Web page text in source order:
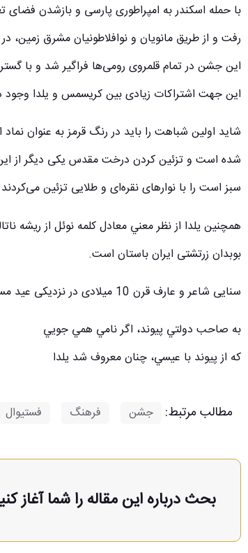
با حمله اسکندر به امپراطوری پارسی و بازشدن فضای
رفت و از طريق مانويان و نوافلاطونيان مشرق زمين،
این جشن در تمام قلمروی رومی‌ها فراگیر شد و با
این جهت اشتراکات زیادی بین کریسمس و یلدا وجود
شاید اولین شباهت را باید در رنگ قرمز به عنوان
شده است و تزئین کردن درخت مقدس یکی دیگر از
سبز است را با نوارهای نقره‌ای و طلایی تزئین
همچنین يلدا از نظر معني معادل كلمه نوئل از ريشه
بوبدان زرتشتی ایران باستان است.
سنایی شاعر و عارف قرن 10 میلادی در نزدیکی عید مسیحیان با یلدا چنین می‌گوید که:
به صاحب دولتي پيوند، اگر نامي همي جويي
كه از پيوند با عيسي، چنان معروف شد يلدا
مطالب مرتبط: جشن فرهنگ فستیوال
بحث درباره این مقاله را شما آغاز